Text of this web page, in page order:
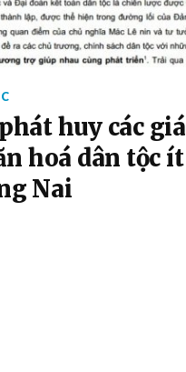
huy các giá
hoá dân tộc ít
Nai